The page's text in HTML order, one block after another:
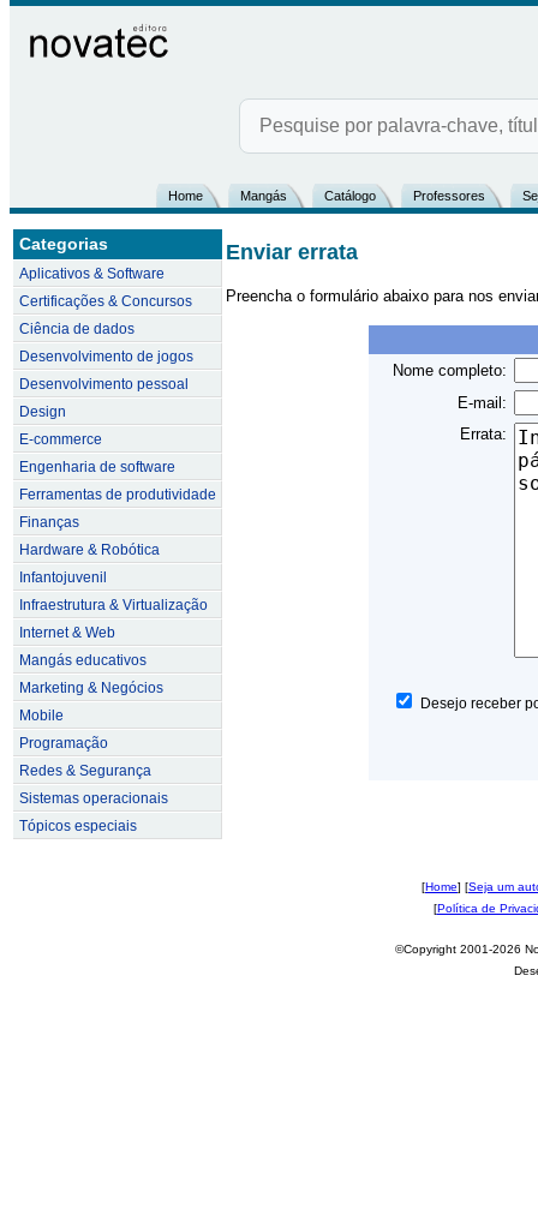
Home Mangás Catálogo Professores
Categorias
Aplicativos & Software
Certificações & Concursos
Ciência de dados
Desenvolvimento de jogos
Desenvolvimento pessoal
Design
E-commerce
Engenharia de software
Ferramentas de produtividade
Finanças
Hardware & Robótica
Infantojuvenil
Infraestrutura & Virtualização
Internet & Web
Mangás educativos
Marketing & Negócios
Mobile
Programação
Redes & Segurança
Sistemas operacionais
Tópicos especiais
Enviar errata
Preencha o formulário abaixo para nos
Nome completo:
E-mail:
Errata:
Desejo receber
[Home] [Seja um
[Política de
©Copyright 2001-2026